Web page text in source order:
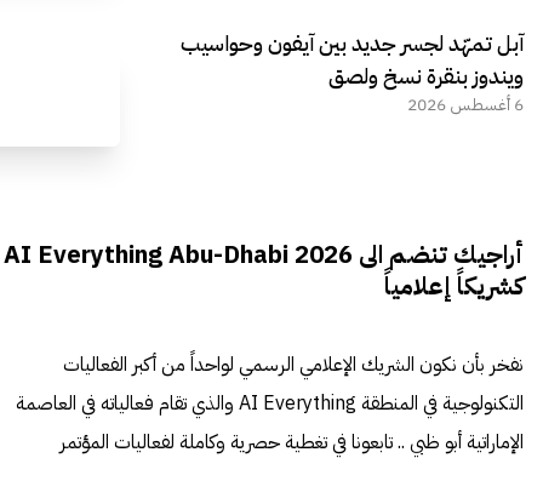
آبل تمهّد لجسر جديد بين آيفون وحواسيب
ويندوز بنقرة نسخ ولصق
6 أغسطس 2026
أراجيك تنضم الى AI Everything Abu-Dhabi 2026
كشريكاً إعلامياً
نفخر بأن نكون الشريك الإعلامي الرسمي لواحداً من أكبر الفعاليات
التكنولوجية في المنطقة AI Everything والذي تقام فعالياته في العاصمة
الإماراتية أبو ظبي .. تابعونا في تغطية حصرية وكاملة لفعاليات المؤتمر